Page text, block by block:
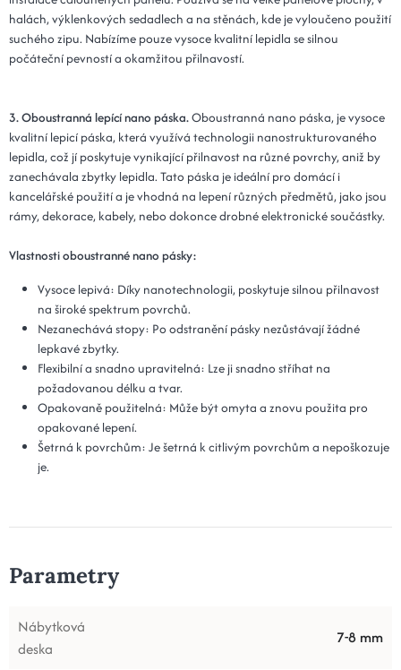
halách, výklenkových sedadlech a na stěnách, kde je vyloučeno použití
suchého zipu. Nabízíme pouze vysoce kvalitní lepidla se silnou
počáteční pevností a okamžitou přilnavostí.
3. Oboustranná lepící nano páska.Oboustranná nano páska, je vysoce
kvalitní lepicí páska, která využívá technologii nanostrukturovaného
lepidla, což jí poskytuje vynikající přilnavost na různé povrchy, aniž by
zanechávala zbytky lepidla. Tato páska je ideální pro domácí i
kancelářské použití a je vhodná na lepení různých předmětů, jako jsou
rámy, dekorace, kabely, nebo dokonce drobné elektronické součástky.
Vlastnosti oboustranné nano pásky:
Vysoce lepivá: Díky nanotechnologii, poskytuje silnou přilnavost
na široké spektrum povrchů.
Nezanechává stopy: Po odstranění pásky nezůstávají žádné
lepkavé zbytky.
Flexibilní a snadno upravitelná: Lze ji snadno stříhat na
požadovanou délku a tvar.
Opakovaně použitelná: Může být omyta a znovu použita pro
opakované lepení.
Šetrná k povrchům: Je šetrná k citlivým povrchům a nepoškozuje
je.
Parametry
Nábytková
deska
7-8 mm